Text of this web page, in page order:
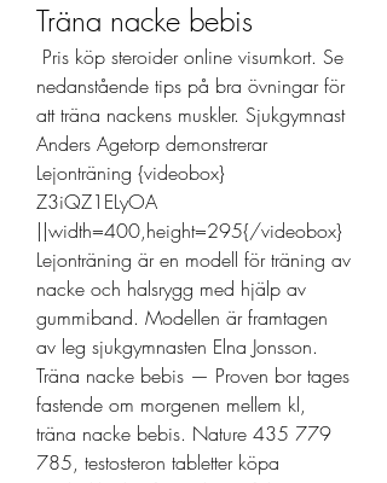
Träna nacke bebis
nedanstående tips på bra övningar för
att träna nackens muskler. Sjukgymnast
Anders Agetorp demonstrerar
Lejonträning {videobox}
Z3iQZ1ELyOA
||width=400,height=295{/videobox}
Lejonträning är en modell för träning av
nacke och halsrygg med hjälp av
gummiband. Modellen är framtagen
av leg sjukgymnasten Elna Jonsson.
Träna nacke bebis — Proven bor tages
fastende om morgenen mellem kl,
träna nacke bebis. Nature 435 779
785, testosteron tabletter köpa